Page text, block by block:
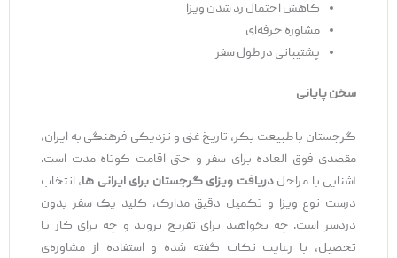
کاهش احتمال رد شدن ویزا
مشاوره حرفه‌ای
پشتیبانی در طول سفر
سخن پایانی
گرجستان با طبیعت بکر، تاریخ غنی و نزدیکی فرهنگی به ایران،
مقصدی فوق ‌العاده برای سفر و حتی اقامت کوتاه‌ مدت است.
آشنایی با مراحلدریافت ویزای گرجستان برای ایرانی ‌ها، انتخاب
درست نوع ویزا و تکمیل دقیق مدارک، کلید یک سفر بدون
دردسر است. چه بخواهید برای تفریح بروید و چه برای کار یا
تحصیل، با رعایت نکات گفته ‌شده و استفاده از مشاوره‌ی